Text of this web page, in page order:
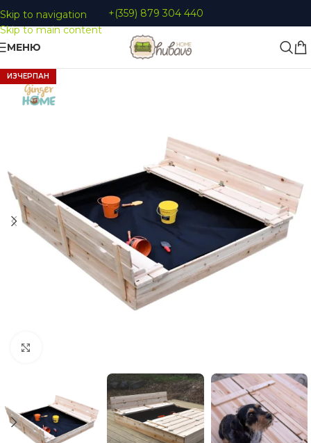
Skip to navigation
Skip to main content
+(359) 879 304 440
МЕНЮ
ИЗЧЕРПАН